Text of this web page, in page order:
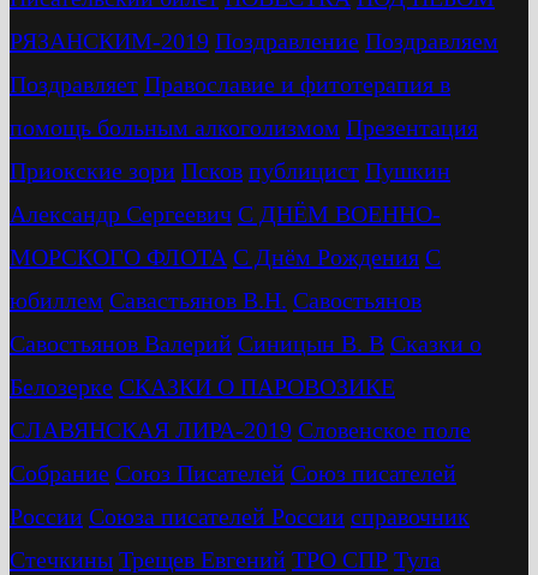
РЯЗАНСКИМ-2019 Поздравление Поздравляем
Поздравляет Православие и фитотерапия в
помощь больным алкоголизмом Презентация
Приокские зори Псков публицист Пушкин
Александр Сергеевич С ДНЁМ ВОЕННО-
МОРСКОГО ФЛОТА С Днём Рождения С
юбиллем Савастьянов В.Н. Савостьянов
Савостьянов Валерий Синицын В. В Сказки о
Белозерке СКАЗКИ О ПАРОВОЗИКЕ
СЛАВЯНСКАЯ ЛИРА-2019 Словенское поле
Собрание Союз Писателей Союз писателей
России Союза писателей России справочник
Стечкины Трещев Евгений ТРО СПР Тула